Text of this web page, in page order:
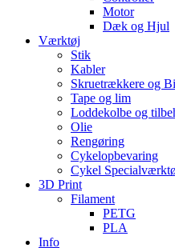
Motor
Dæk og Hjul
Værktøj
Stik
Kabler
Skruetrækkere og
Tape og lim
Loddekolbe og
Olie
Rengøring
Cykelopbevaring
Cykel
3D Print
Filament
PETG
PLA
Info